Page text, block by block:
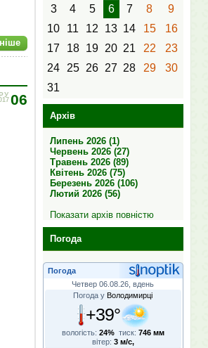
06
3
4 5 6 7 8
9
10
11 12 13 14 15
16
17
18 19 20 21 22
23
24
25 26 27 28 29
30
31
Архів
Липень 2026 (1)
Червень 2026 (27)
Травень 2026 (89)
Квітень 2026 (75)
Березень 2026 (106)
Лютий 2026 (56)
Показати архів повністю
Погода
Погода
Четвер 06.08.26, вдень
Погода у Володимирці
+39°
вологість: 24% тиск: 746 мм
вітер: 3 м/с,